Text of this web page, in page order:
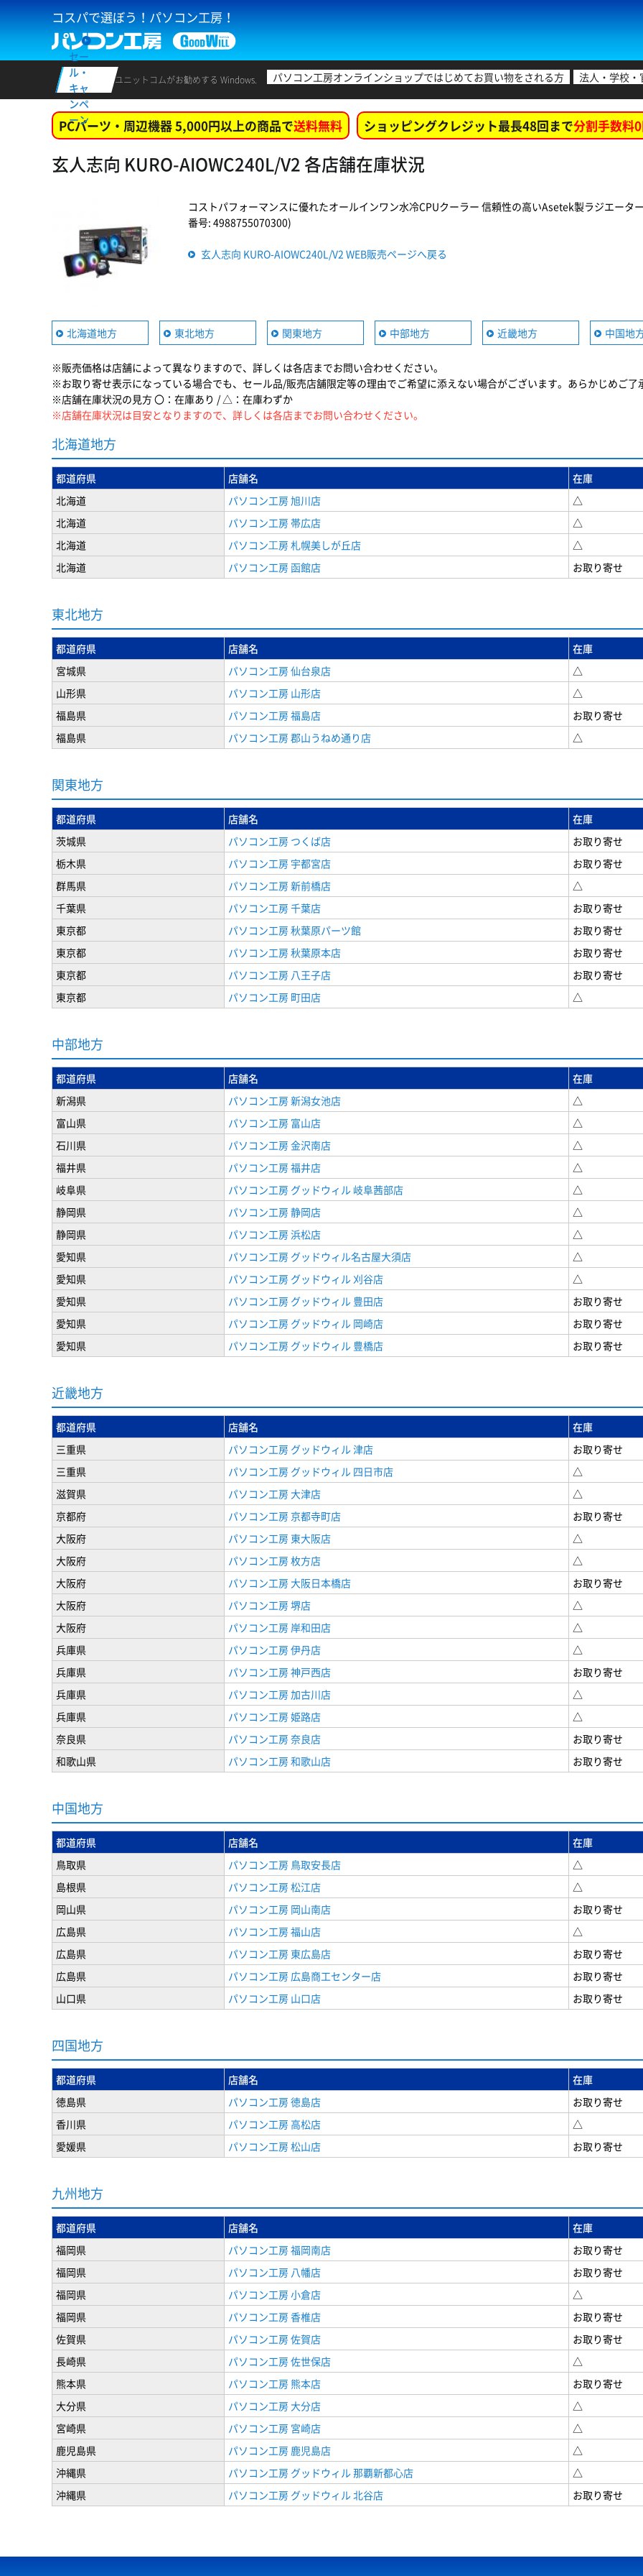
コスパで選ぼう！パソコン工房！
セー
ル・
キャ
ンペ
ーン
ユニットコムがお勧めする Windows. パソコン工房オンラインショップではじめてお買い物をされる方 法人・学校
PCパーツ・周辺機器 5,000円以上の商品で送料無料 ショッピングクレジット最長48回まで分割手数料
玄人志向 KURO-AIOWC240L/V2 各店舗在庫状況
コストパフォーマンスに優れたオールインワン水冷CPUクーラー 信頼性の高いAsetek製ラジエータ
番号: 4988755070300)
玄人志向 KURO-AIOWC240L/V2 WEB販売ページへ戻る
北海道地方 東北地方 関東地方 中部地方 近畿地方 中国地
※販売価格は店舗によって異なりますので、詳しくは各店までお問い合わせください。
※お取り寄せ表示になっている場合でも、セール品/販売店舗限定等の理由でご希望に添えない場合がございます。あらかじめご了
※店舗在庫状況の見方 〇：在庫あり / △：在庫わずか
※店舗在庫状況は目安となりますので、詳しくは各店までお問い合わせください。
北海道地方
都道府県 店舗名
在庫
北海道
パソコン工房 旭川店
△
北海道
パソコン工房 帯広店
△
北海道
パソコン⼯房 札幌美しが丘店
△
北海道
パソコン工房 函館店 お取り寄せ
東北地方
都道府県 店舗名
在庫
宮城県
パソコン工房 仙台泉店
△
山形県
パソコン工房 山形店
△
福島県
パソコン工房 福島店
お取り寄せ
福島県
パソコン工房 郡山うねめ通り店 △
関東地方
都道府県 店舗名
在庫
茨城県
パソコン工房 つくば店
お取り寄せ
栃木県
パソコン工房 宇都宮店
お取り寄せ
群馬県
パソコン工房 新前橋店
△
千葉県
パソコン工房 千葉店
お取り寄せ
東京都
パソコン工房 秋葉原パーツ館
お取り寄せ
東京都
パソコン工房 秋葉原本店
お取り寄せ
東京都
パソコン工房 八王子店
お取り寄せ
東京都
パソコン工房 町田店 △
中部地方
都道府県 店舗名
在庫
新潟県
パソコン工房 新潟女池店
△
富山県
パソコン工房 富山店
△
石川県
パソコン工房 金沢南店
△
福井県
パソコン工房 福井店
△
岐阜県
パソコン工房 グッドウィル 岐阜茜部店
△
静岡県
パソコン工房 静岡店
△
静岡県
パソコン工房 浜松店
△
愛知県
パソコン工房 グッドウィル名古屋大須店
△
愛知県
パソコン工房 グッドウィル 刈谷店
△
愛知県
パソコン工房 グッドウィル 豊田店
お取り寄せ
愛知県
パソコン工房 グッドウィル 岡崎店
お取り寄せ
愛知県
パソコン工房 グッドウィル 豊橋店 お取り寄せ
近畿地方
都道府県 店舗名
在庫
三重県
パソコン工房 グッドウィル 津店
お取り寄せ
三重県
パソコン工房 グッドウィル 四日市店
△
滋賀県
パソコン工房 大津店
△
京都府
パソコン工房 京都寺町店
お取り寄せ
大阪府
パソコン工房 東大阪店
△
大阪府
パソコン工房 枚方店
△
大阪府
パソコン工房 大阪日本橋店
お取り寄せ
大阪府
パソコン工房 堺店
△
大阪府
パソコン工房 岸和田店
△
兵庫県
パソコン工房 伊丹店
△
兵庫県
パソコン工房 神戸西店
お取り寄せ
兵庫県
パソコン工房 加古川店
△
兵庫県
パソコン工房 姫路店
△
奈良県
パソコン工房 奈良店
お取り寄せ
和歌山県
パソコン工房 和歌山店 お取り寄せ
中国地方
都道府県 店舗名
在庫
鳥取県
パソコン工房 鳥取安長店
△
島根県
パソコン工房 松江店
△
岡山県
パソコン工房 岡山南店
お取り寄せ
広島県
パソコン工房 福山店
△
広島県
パソコン工房 東広島店
お取り寄せ
広島県
パソコン工房 広島商工センター店
お取り寄せ
山口県
パソコン工房 山口店 お取り寄せ
四国地方
都道府県 店舗名
在庫
徳島県
パソコン工房 徳島店
お取り寄せ
香川県
パソコン工房 高松店
△
愛媛県
パソコン工房 松山店 お取り寄せ
九州地方
都道府県 店舗名
在庫
福岡県
パソコン工房 福岡南店
お取り寄せ
福岡県
パソコン工房 八幡店
お取り寄せ
福岡県
パソコン工房 小倉店
△
福岡県
パソコン工房 香椎店
お取り寄せ
佐賀県
パソコン工房 佐賀店
お取り寄せ
長崎県
パソコン工房 佐世保店
△
熊本県
パソコン工房 熊本店
お取り寄せ
大分県
パソコン工房 大分店
△
宮崎県
パソコン工房 宮崎店
△
鹿児島県
パソコン工房 鹿児島店
△
沖縄県
パソコン工房 グッドウィル 那覇新都心店
△
沖縄県
パソコン工房 グッドウィル 北谷店 お取り寄せ